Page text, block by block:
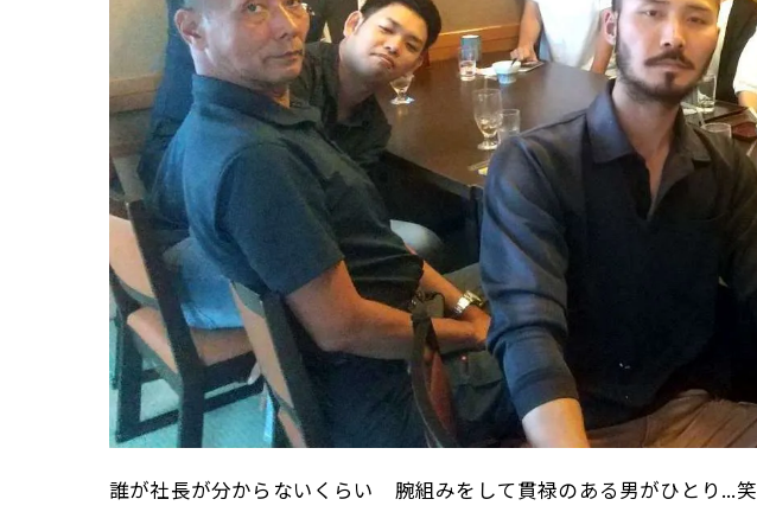
誰が社長が分からないくらい 腕組みをして貫禄のある男がひとり...笑